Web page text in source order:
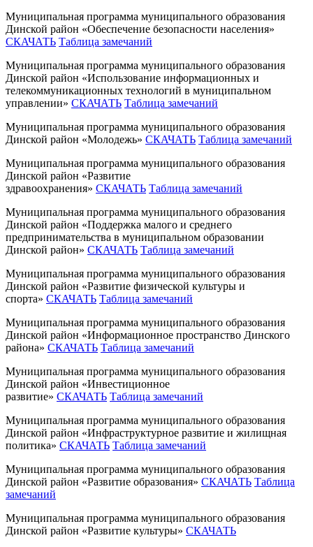
Муниципальная программа муниципального образования
Динской район «Обеспечение безопасности населения»
СКАЧАТЬ Таблица замечаний
Муниципальная программа муниципального образования
Динской район «Использование информационных и
телекоммуникационных технологий в муниципальном
управлении» СКАЧАТЬ Таблица замечаний
Муниципальная программа муниципального образования
Динской район «Молодежь» СКАЧАТЬ Таблица замечаний
Муниципальная программа муниципального образования
Динской район «Развитие
здравоохранения» СКАЧАТЬ Таблица замечаний
Муниципальная программа муниципального образования
Динской район «Поддержка малого и среднего
предпринимательства в муниципальном образовании
Динской район» СКАЧАТЬ Таблица замечаний
Муниципальная программа муниципального образования
Динской район «Развитие физической культуры и
спорта» СКАЧАТЬ Таблица замечаний
Муниципальная программа муниципального образования
Динской район «Информационное пространство Динского
района» СКАЧАТЬ Таблица замечаний
Муниципальная программа муниципального образования
Динской район «Инвестиционное
развитие» СКАЧАТЬ Таблица замечаний
Муниципальная программа муниципального образования
Динской район «Инфраструктурное развитие и жилищная
политика» СКАЧАТЬ Таблица замечаний
Муниципальная программа муниципального образования
Динской район «Развитие образования» СКАЧАТЬ Таблица
замечаний
Муниципальная программа муниципального образования
Динской район «Развитие культуры» СКАЧАТЬ